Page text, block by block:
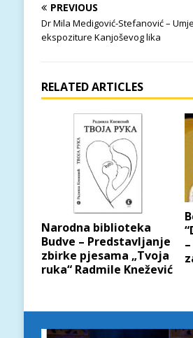
PREVIOUS
Dr Mila Medigović-Stefanović –
ekspoziture Kanjoševog lika
RELATED ARTICLES
Narodna biblioteka
Budve – Predstavljanje
zbirke pjesama „Tvoja
ruka“ Radmile Knežević